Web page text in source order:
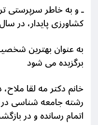
ـ و به خاطر سرپرستی
کشاورزی پایدار، در سال 1390
برگزیده می شود
خانم دکتر مه لقا
رشته جامعه شناسی در
اتمام رسانده و در